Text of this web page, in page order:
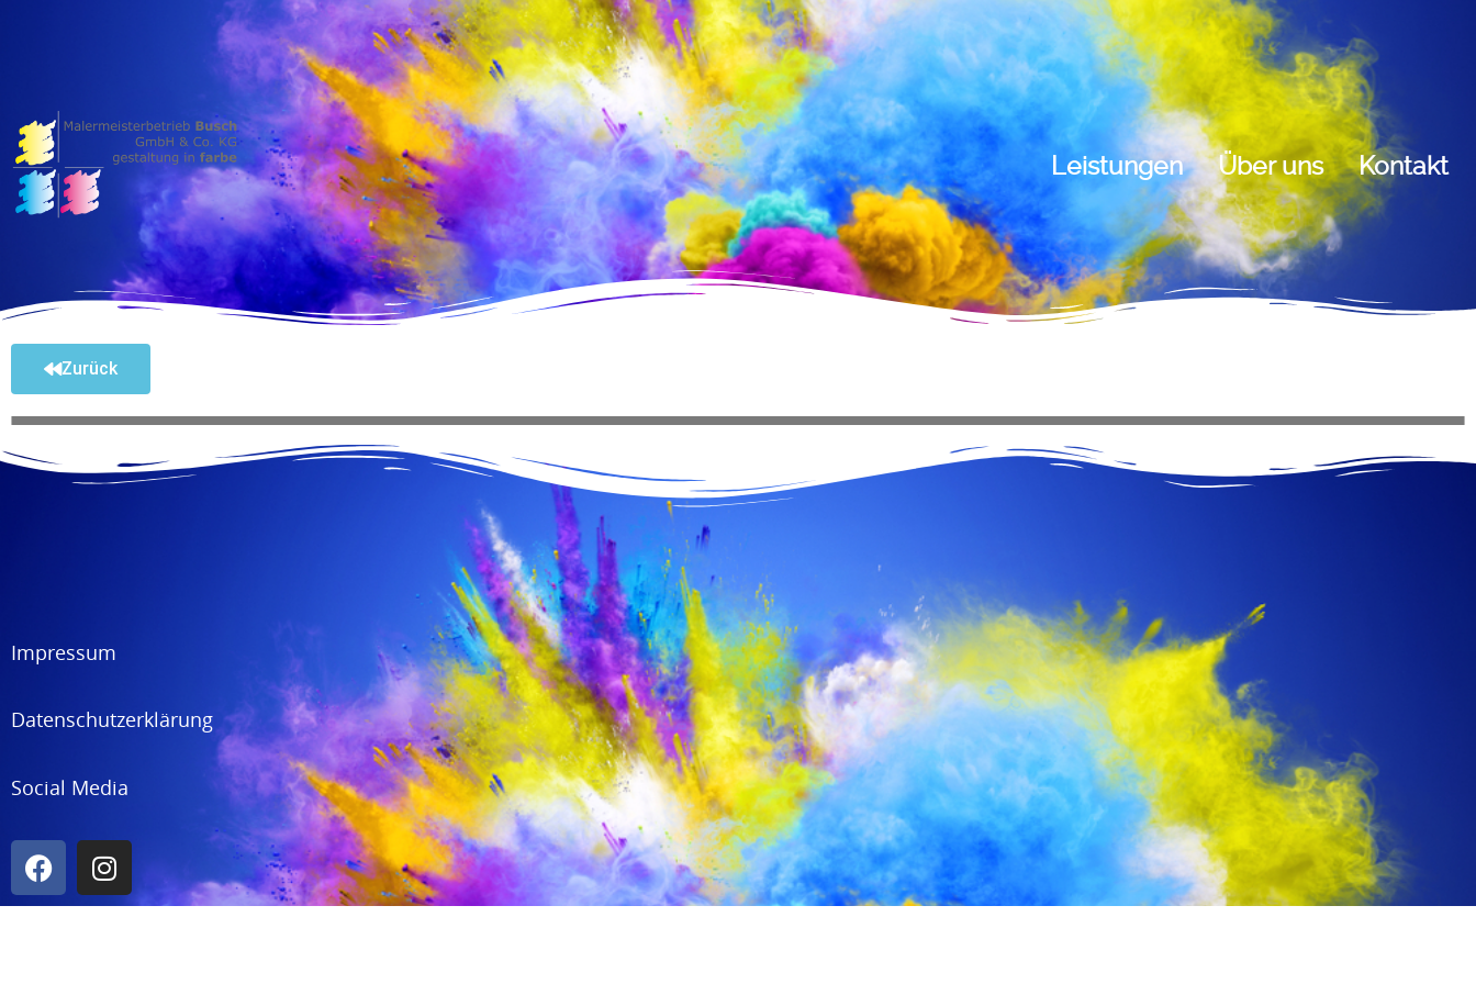
Leistungen Über uns Kontakt
Zurück
Impressum
Datenschutzerklärung
Social Media